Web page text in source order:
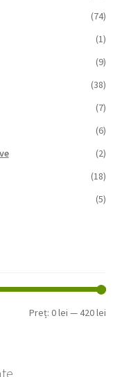
(74)
(1)
(9)
(38)
(7)
(6)
(2)
(18)
(5)
Preț:0 lei —420 lei